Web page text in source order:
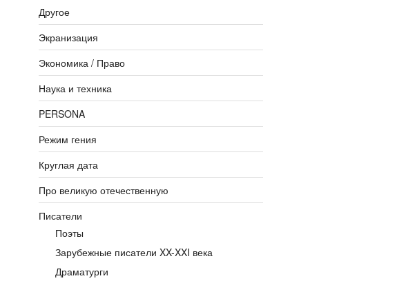
Другое
Экранизация
Экономика / Право
Наука и техника
PERSONA
Режим гения
Круглая дата
Про великую отечественную
Писатели
Поэты
Зарубежные писатели XX-XXI века
Драматурги